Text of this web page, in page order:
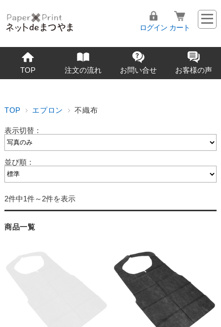
ログイン カート
TOP 注文の流れ お問い合せ お客様の声
TOP エプロン 不織布
表示切替：
並び順：
2件中1件～2件を表示
商品一覧